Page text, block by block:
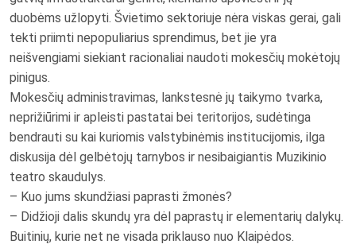
duobėms užlopyti. Švietimo sektoriuje nėra viskas gerai, gali
tekti priimti nepopuliarius sprendimus, bet jie yra
neišvengiami siekiant racionaliai naudoti mokesčių mokėtojų
pinigus.
Mokesčių administravimas, lankstesnė jų taikymo tvarka,
neprižiūrimi ir apleisti pastatai bei teritorijos, sudėtinga
bendrauti su kai kuriomis valstybinėmis institucijomis, ilga
diskusija dėl gelbėtojų tarnybos ir nesibaigiantis Muzikinio
teatro skaudulys.
– Kuo jums skundžiasi paprasti žmonės?
– Didžioji dalis skundų yra dėl paprastų ir elementarių dalykų.
Buitinių, kurie net ne visada priklauso nuo Klaipėdos.